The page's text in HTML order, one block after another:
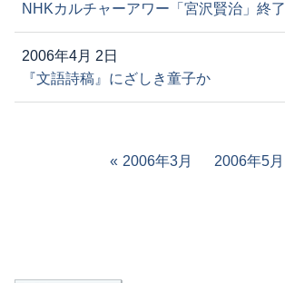
NHKカルチャーアワー「宮沢賢治」終了
2006年4月 2日
『文語詩稿』にざしき童子か
2006年3月 2006年5月